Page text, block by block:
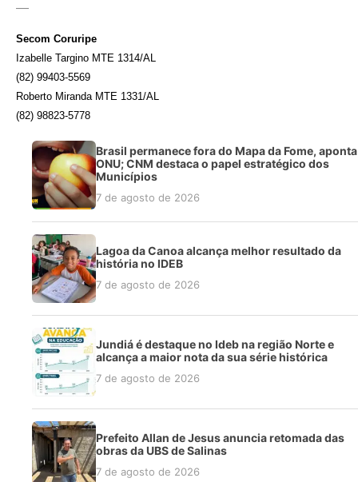
—
Secom Coruripe
Izabelle Targino MTE 1314/AL
(82) 99403-5569
Roberto Miranda MTE 1331/AL
(82) 98823-5778
Brasil permanece fora do Mapa da Fome, aponta
ONU; CNM destaca o papel estratégico dos
Municípios
7 de agosto de 2026
Lagoa da Canoa alcança melhor resultado da
história no IDEB
7 de agosto de 2026
Jundiá é destaque no Ideb na região Norte e
alcança a maior nota da sua série histórica
7 de agosto de 2026
Prefeito Allan de Jesus anuncia retomada das
obras da UBS de Salinas
7 de agosto de 2026